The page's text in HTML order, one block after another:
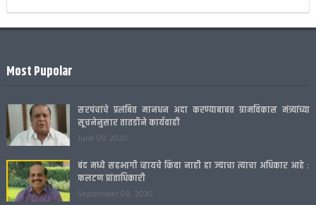
Most Pupolar
सरपंचांचे प्रलंबित मानधन अदा करण्याबाबत ग्रामविकास मंत्र्यांच्या
सूचनेनुसार तातडीने कार्यवाही
June 09, 2020
बंद मध्ये सहभागी व्हायचे किंवा नाही हा ज्याचा त्याचा अधिकार आहे :
फलटण प्रांताधिकारी
September 08, 2020